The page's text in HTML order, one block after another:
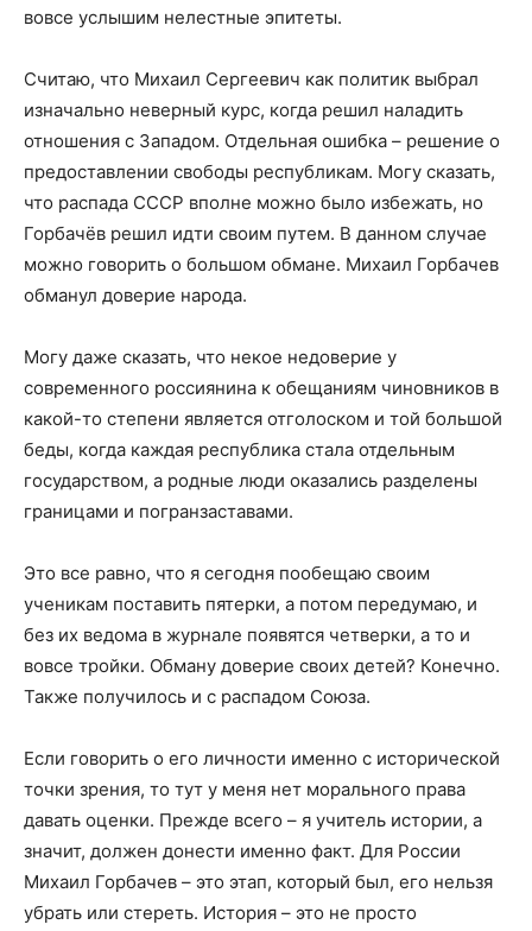
вовсе услышим нелестные эпитеты.
Считаю, что Михаил Сергеевич как политик выбрал
изначально неверный курс, когда решил наладить
отношения с Западом. Отдельная ошибка – решение о
предоставлении свободы республикам. Могу сказать,
что распада СССР вполне можно было избежать, но
Горбачёв решил идти своим путем. В данном случае
можно говорить о большом обмане. Михаил Горбачев
обманул доверие народа.
Могу даже сказать, что некое недоверие у
современного россиянина к обещаниям чиновников в
какой-то степени является отголоском и той большой
беды, когда каждая республика стала отдельным
государством, а родные люди оказались разделены
границами и погранзаставами.
Это все равно, что я сегодня пообещаю своим
ученикам поставить пятерки, а потом передумаю, и
без их ведома в журнале появятся четверки, а то и
вовсе тройки. Обману доверие своих детей? Конечно.
Также получилось и с распадом Союза.
Если говорить о его личности именно с исторической
точки зрения, то тут у меня нет морального права
давать оценки. Прежде всего – я учитель истории, а
значит, должен донести именно факт. Для России
Михаил Горбачев – это этап, который был, его нельзя
убрать или стереть. История – это не просто